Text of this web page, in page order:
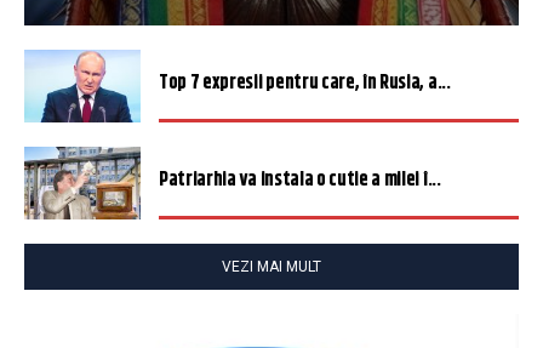
Top 7 expresii pentru care, în Rusia, a...
Patriarhia va instala o cutie a milei î...
VEZI MAI MULT